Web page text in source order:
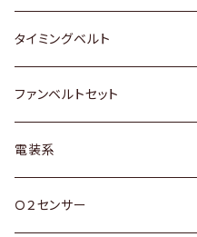
三菱
スバル
日野
クライスラー
ダイハツ
マツダ
三菱
スバル
ホンダ
マツダ
スズキ
ダイハツ
マツダ
三菱
ホンダ
スズキ
日産
ダイハツ
タイミングベルト
トヨタ
スズキ
ダイハツ
ファンベルトセット
トヨタ
ホンダ
電装系
Ｏ２センサー